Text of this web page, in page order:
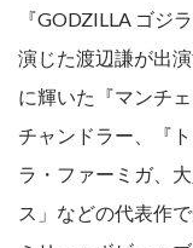
『GODZILLA ゴジ
演じた渡辺謙が出
に輝いた『マンチ
チャンドラー、『
ラ・ファーミガ、
ス」などの代表作